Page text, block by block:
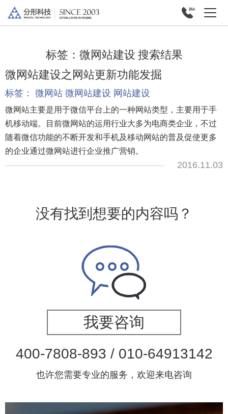
标签： 微网站建设 搜索结果
微网站建设之网站更新功能发掘
标签： 微网站 微网站建设 网站建设
微网站主要是用于微信平台上的一种网站类型，主要用于手
机移动端。目前微网站的运用行业大多为电商类企业，不过
随着微信功能的不断开发和手机及移动网站的普及促使更多
的企业通过微网站进行企业推广营销。
2016.11.03
没有找到想要的内容吗？
我要咨询
400-7808-893 / 010-64913142
也许您需要专业的服务，欢迎来电咨询